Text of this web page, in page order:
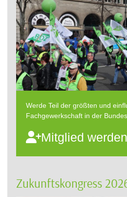
Werde Teil der größten und
Fachgewerkschaft in der
Mitglied werden
Zukunftskongress